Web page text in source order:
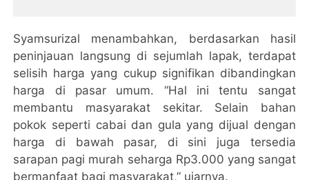
Syamsurizal menambahkan, berdasarkan hasil
peninjauan langsung di sejumlah lapak, terdapat
selisih harga yang cukup signifikan dibandingkan
harga di pasar umum. “Hal ini tentu sangat
membantu masyarakat sekitar. Selain bahan
pokok seperti cabai dan gula yang dijual dengan
harga di bawah pasar, di sini juga tersedia
sarapan pagi murah seharga Rp3.000 yang sangat
bermanfaat bagi masyarakat,” ujarnya.